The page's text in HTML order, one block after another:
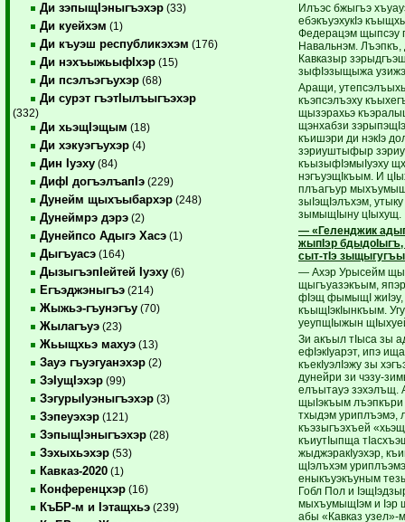
Ди зэпыщIэныгъэхэр (33)
Ди куейхэм (1)
Ди къуэш республикэхэм (176)
Ди нэхъыжьыфIхэр (15)
Ди псэлъэгъухэр (68)
Ди сурэт гъэтIылъыгъэхэр
(332)
Ди хьэщIэщым (18)
Ди хэкуэгъухэр (4)
Дин Iуэху (84)
ДифI догъэлъапIэ (229)
Дунейм щыхъыбархэр (248)
Дунеймрэ дэрэ (2)
Дунейпсо Адыгэ Хасэ (1)
Дыгъуасэ (164)
ДызыгъэпIейтей Iуэху (6)
Егъэджэныгъэ (214)
Жыжьэ-гъунэгъу (70)
Жылагъуэ (23)
Жьыщхьэ махуэ (13)
Зауэ гъуэгуанэхэр (2)
ЗэIущIэхэр (99)
ЗэгурыIуэныгъэхэр (3)
Зэпеуэхэр (121)
ЗэпыщIэныгъэхэр (28)
Зэхыхьэхэр (53)
Кавказ-2020 (1)
Конференцхэр (16)
КъБР-м и Iэтащхьэ (239)
Илъэс бжыгъэ
ебэкъуэхукIэ
Федерацэм щыпсэу
Навальнэм.
Кавказыр
зыфIэзыщыжа
Аращи,
къэпсэлъэху
щызэрахьэ
щэнхабзи
къишэри ди нэкIэ
зэриуштыфыр
къызыфIэмыIуэху
нэгъуэщIкъым. И
плъагъур
зыIэщIэлъхэм, утыку
зымыщIыну цIыхущ.
— «Геленджик
жыпIэр бдыдоIыгъ,
сыт-тIэ
— Ахэр Урысейм
щыгъуазэкъым,
фIэщ фымыщI жиIэу,
къыщIэкIынкъым.
уеупщIыжын
Зи акъыл тIыса зы
ефIэкIуарэт, ипэ
къекIуэлIэжу зы
дунейри зи чэзу-
елъытауэ зэхэлъщ.
щыIэкъым лъэпкъри
тхыдэм уриплъэмэ,
къэзыгъэхъей
къиутIыпща
жыджэракIуэхэр,
щIэлъхэм
еныкъуэкъуным
Гобл Пол и
мыхъумыщIэм и Iэр
абы «Кавказ узел»-